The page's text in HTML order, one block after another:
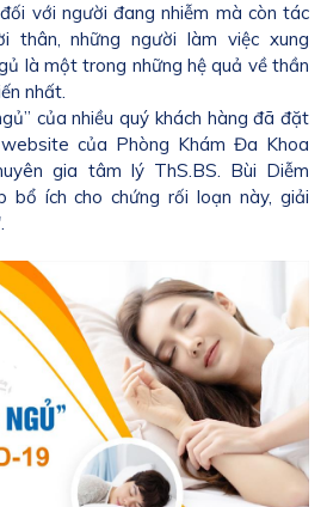
với người đang nhiễm mà còn tác
thân, những người làm việc xung
là một trong những hệ quả về thần
nhất.
của nhiều quý khách hàng đã đặt
của Phòng Khám Đa Khoa
gia tâm lý ThS.BS. Bùi Diễm
bổ ích cho chứng rối loạn này, giải